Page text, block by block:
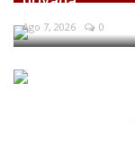
Ago 7, 2026 0